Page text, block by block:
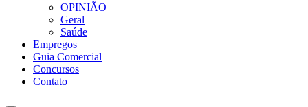
OPINIÃO
Geral
Saúde
Empregos
Guia Comercial
Concursos
Contato